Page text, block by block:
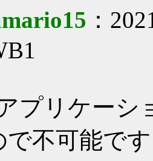
：
プリケーシ
で不可能で